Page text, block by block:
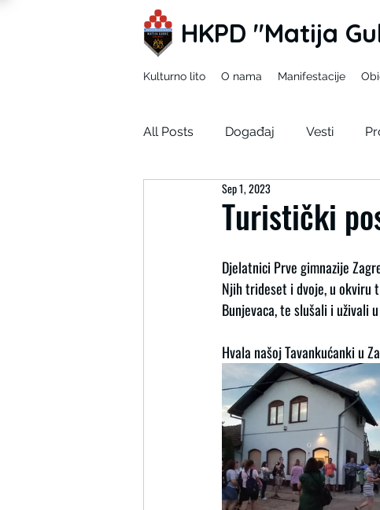
HKPD "Matija
Kulturno lito O nama Manifestacije
All Posts Događaj Vesti
Mladi zEKOTuristički
Sep 1, 2023
Djelatnici Prve gimnazije
Njih trideset i dvoje, u okviru
Bunjevaca, te slušali i uživali
Hvala našoj Tavankućanki u